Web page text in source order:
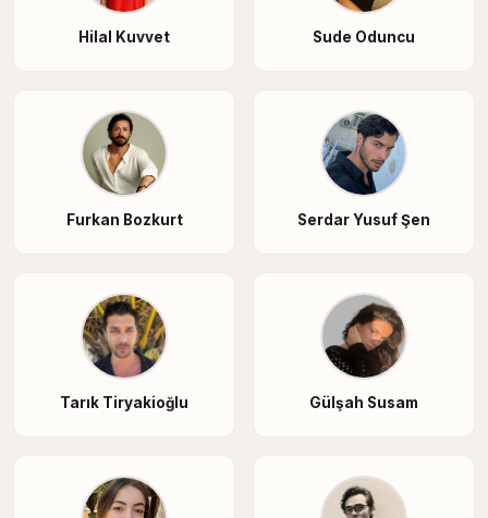
Hilal Kuvvet Sude Oduncu
Furkan Bozkurt Serdar Yusuf Şen
Tarık Tiryakioğlu Gülşah Susam